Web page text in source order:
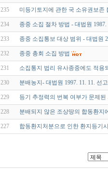
235 미등기토지에 관한 국 소유권보존
234 종중 소집 절차 방법 - 대법원
233 종중 소집통보 대상 범위 - 대법원
232 종중 총회 소집 방법
231 소집통지 법리 유사종중에도 적용
230 분배농지- 대법원 1997. 11. 11. 선
229 등기 추정력의 번복 여부가 문제된
228 분배되지 않은 조상땅의 합동환지
227 합동환지처분으로 인한 환지등기